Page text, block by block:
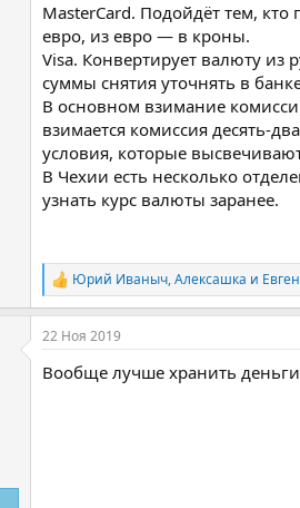
MasterCard. Подойдёт тем,
евро, из евро — в кроны.
Visa. Конвертирует валюту
суммы снятия уточнять в
В основном взимание
взимается комиссия десять-
условия, которые
В Чехии есть несколько
узнать курс валюты заранее.
Р
е
а
к
и
Юрий Иваныч,Алексашка и
22 Ноя 2019
Вообще лучше хранить